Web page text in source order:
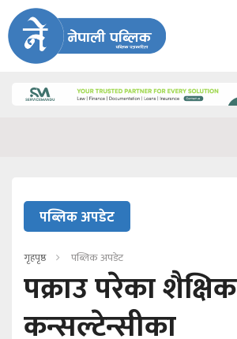
पब्लिक अपडेट
गृहपृष्ठ पब्लिक अपडेट
पक्राउ परेका शैक्षिक
कन्सल्टेन्सीका